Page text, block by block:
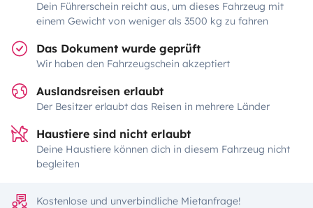
Dein Führerschein reicht aus, um dieses Fahrzeug mit
einem Gewicht von weniger als 3500 kg zu fahren
Das Dokument wurde geprüft
Wir haben den Fahrzeugschein akzeptiert
Auslandsreisen erlaubt
Der Besitzer erlaubt das Reisen in mehrere Länder
Haustiere sind nicht erlaubt
Deine Haustiere können dich in diesem Fahrzeug nicht
begleiten
Kostenlose und unverbindliche Mietanfrage!